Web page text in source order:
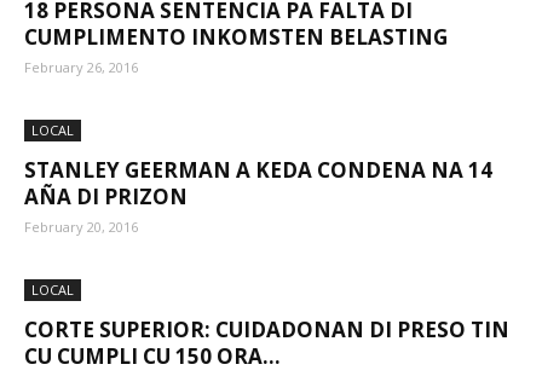
18 PERSONA SENTENCIA PA FALTA DI
CUMPLIMENTO INKOMSTEN BELASTING
February 26, 2016
LOCAL
STANLEY GEERMAN A KEDA CONDENA NA 14
AÑA DI PRIZON
February 20, 2016
LOCAL
CORTE SUPERIOR: CUIDADONAN DI PRESO TIN
CU CUMPLI CU 150 ORA...